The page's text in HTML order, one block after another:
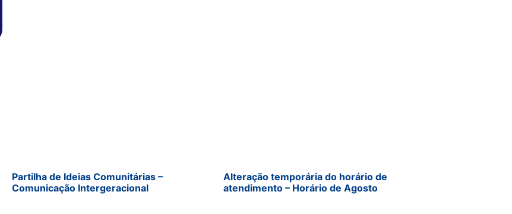
Partilha de Ideias Comunitárias –
Comunicação Intergeracional
Alteração temporária do horário de
atendimento – Horário de Agosto